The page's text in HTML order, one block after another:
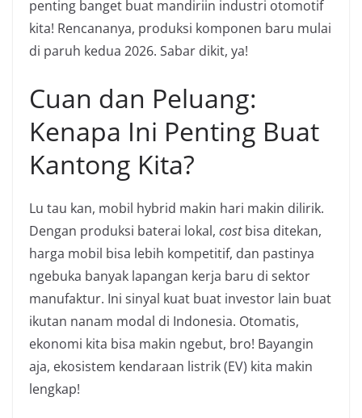
penting banget buat mandiriin industri otomotif
kita! Rencananya, produksi komponen baru mulai
di paruh kedua 2026. Sabar dikit, ya!
Cuan dan Peluang:
Kenapa Ini Penting Buat
Kantong Kita?
Lu tau kan, mobil hybrid makin hari makin dilirik.
Dengan produksi baterai lokal, costbisa ditekan,
harga mobil bisa lebih kompetitif, dan pastinya
ngebuka banyak lapangan kerja baru di sektor
manufaktur. Ini sinyal kuat buat investor lain buat
ikutan nanam modal di Indonesia. Otomatis,
ekonomi kita bisa makin ngebut, bro! Bayangin
aja, ekosistem kendaraan listrik (EV) kita makin
lengkap!